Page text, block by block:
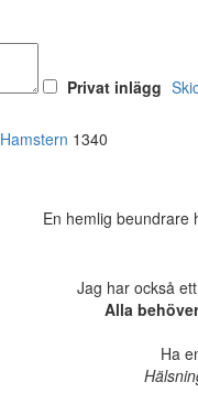
Privat inlägg
Hamstern 1340
En hemlig beundrare
Jag har också
Alla
Ha